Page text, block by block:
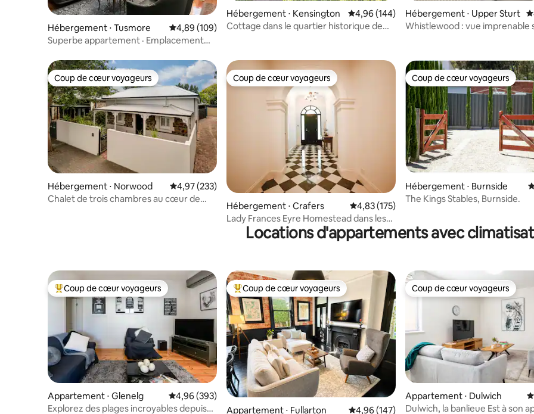
Hébergement ⋅ Tusmore Évaluation moyenne sur la base de 109 commentaires : 4,89 sur 5
4,89 (109)
Superbe appartement · Emplacement
Hébergement ⋅ Kensington Évaluation moyenne sur la base de 144
4,96 (144)
Cottage dans le quartier historique de
Hébergement ⋅ Upper Sturt
Whistlewood : vue imprenable
Coup de cœur voyageurs
Coup de cœur voyageurs
Hébergement ⋅ Norwood Évaluation moyenne sur la base de 233 commentaires : 4,97 sur 5
4,97 (233)
Chalet de trois chambres au cœur de
Coup de cœur voyageurs
Coup de cœur voyageurs
Hébergement ⋅ Crafers Évaluation moyenne sur la base de 175
4,83 (175)
Lady Frances Eyre Homestead dans les
collines d'Adélaïde
Coup de cœur voyageurs
Coup de cœur voyageurs
Hébergement ⋅ Burnside
The Kings Stables, Burnside.
Locations d'appartements avec
Coups de cœur voyageurs les plus appréciés
Coup de cœur voyageurs
Appartement ⋅ Glenelg Évaluation moyenne sur la base de 393 commentaires : 4,96 sur 5
4,96 (393)
Explorez des plages incroyables depuis
Coups de cœur voyageurs les plus appréciés
Coup de cœur voyageurs
Appartement ⋅ Fullarton Évaluation moyenne sur la base de 147
4,96 (147)
Coup de cœur voyageurs
Coup de cœur voyageurs
Appartement ⋅ Dulwich
Dulwich, la banlieue Est à son